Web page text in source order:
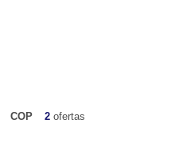
COP 2 ofertas